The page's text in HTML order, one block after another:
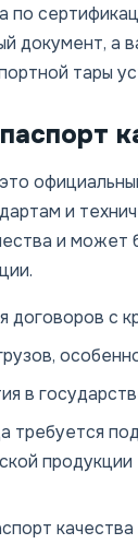
по
документ, а
тары
и
и может
договоров с
в
требуется
продукции